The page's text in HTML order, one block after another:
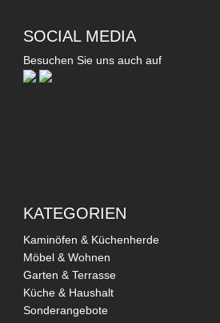
SOCIAL MEDIA
Besuchen Sie uns auch auf
KATEGORIEN
Kaminöfen & Küchenherde
Möbel & Wohnen
Garten & Terrasse
Küche & Haushalt
Sonderangebote